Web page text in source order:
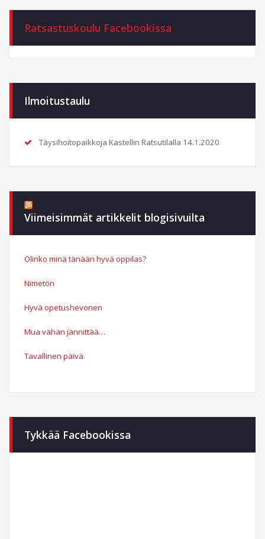
Ratsastuskoulu Facebookissa
Ilmoitustaulu
Täysihoitopaikkoja Kastellin Ratsutilalla 14.1.2020
Viimeisimmät artikkelit blogisivuilta
Olinko minä tänään hyvä oppilas?
Nimetön
Hyvä opetushevonen
Mua vähän jännittää…
Tavallinen päivä
Tykkää Facebookissa